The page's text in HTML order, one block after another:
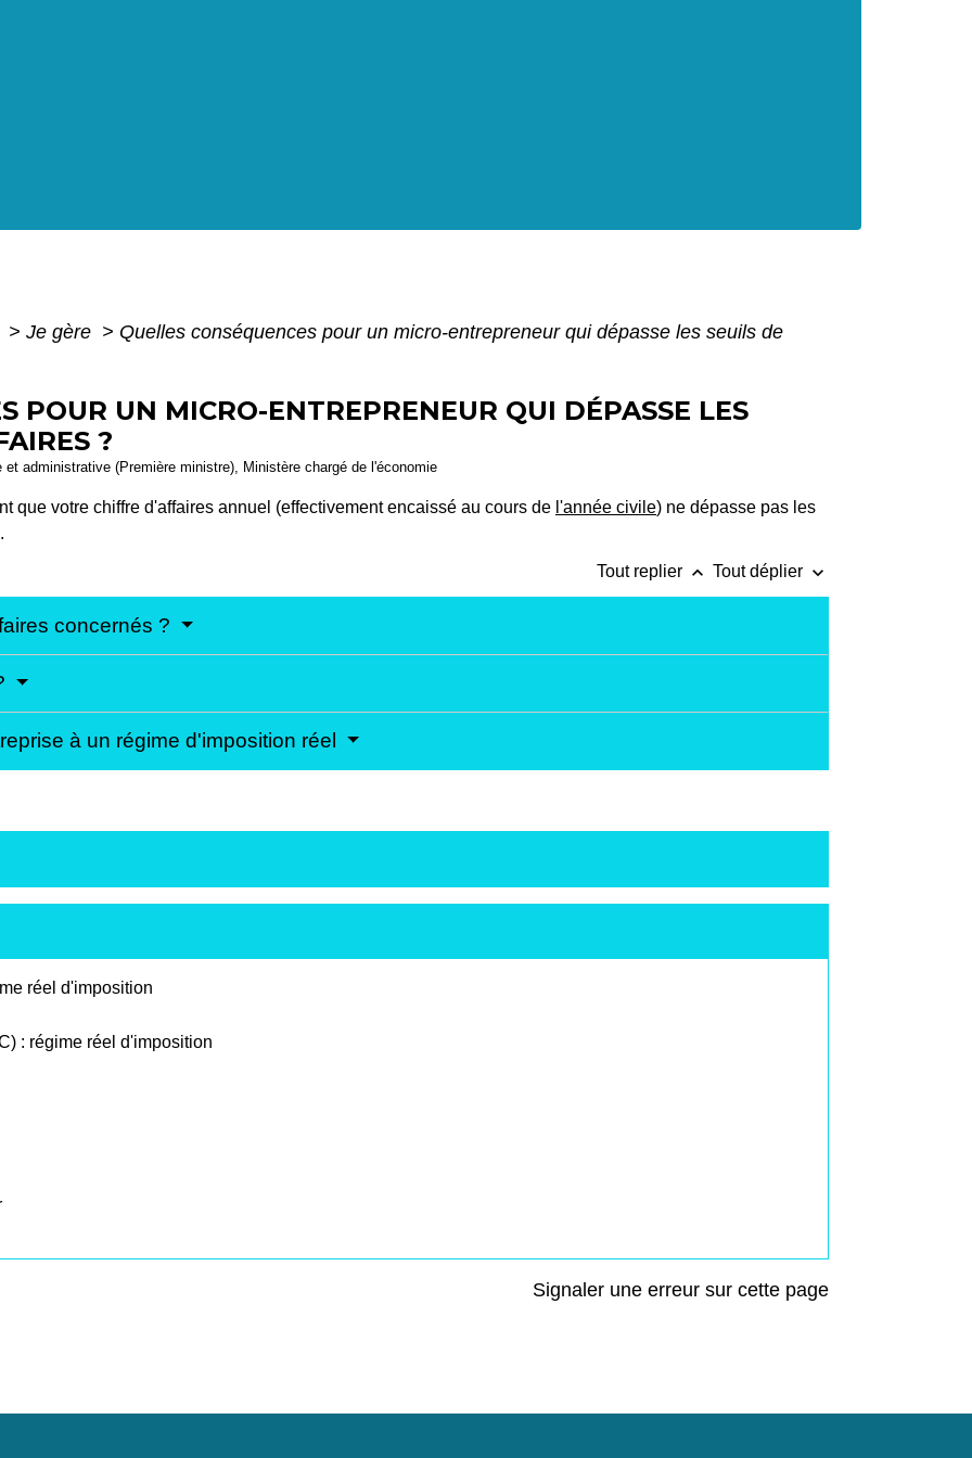
> Je gère > Quelles conséquences pour un micro-entrepreneur qui dépasse les seuils de
POUR UN MICRO-ENTREPRENEUR QUI DÉPASSE LES
?
administrative (Première ministre), Ministère chargé de l'économie
que votre chiffre d'affaires annuel (effectivement encaissé au cours de l'année civile) ne dépasse pas les
Tout replier keyboard_arrow_up Tout déplier keyboard_arrow_down
concernés ?
à un régime d'imposition réel
réel d'imposition
: régime réel d'imposition
Signaler une erreur sur cette page